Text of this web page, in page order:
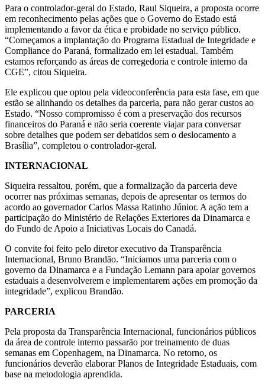
Para o controlador-geral do Estado, Raul Siqueira, a proposta ocorre
em reconhecimento pelas ações que o Governo do Estado está
implementando a favor da ética e probidade no serviço público.
“Começamos a implantação do Programa Estadual de Integridade e
Compliance do Paraná, formalizado em lei estadual. Também
estamos reforçando as áreas de corregedoria e controle interno da
CGE”, citou Siqueira.
Ele explicou que optou pela videoconferência para esta fase, em que
estão se alinhando os detalhes da parceria, para não gerar custos ao
Estado. “Nosso compromisso é com a preservação dos recursos
financeiros do Paraná e não seria coerente viajar para conversar
sobre detalhes que podem ser debatidos sem o deslocamento a
Brasília”, completou o controlador-geral.
INTERNACIONAL
Siqueira ressaltou, porém, que a formalização da parceria deve
ocorrer nas próximas semanas, depois de apresentar os termos do
acordo ao governador Carlos Massa Ratinho Júnior. A ação tem a
participação do Ministério de Relações Exteriores da Dinamarca e
do Fundo de Apoio a Iniciativas Locais do Canadá.
O convite foi feito pelo diretor executivo da Transparência
Internacional, Bruno Brandão. “Iniciamos uma parceria com o
governo da Dinamarca e a Fundação Lemann para apoiar governos
estaduais a desenvolverem e implementarem ações em promoção da
integridade”, explicou Brandão.
PARCERIA
Pela proposta da Transparência Internacional, funcionários públicos
da área de controle interno passarão por treinamento de duas
semanas em Copenhagem, na Dinamarca. No retorno, os
funcionários deverão elaborar Planos de Integridade Estaduais, com
base na metodologia aprendida.